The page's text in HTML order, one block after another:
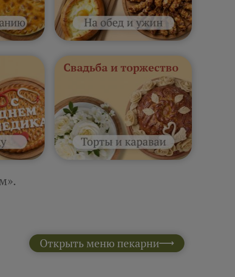
Свадьба и торжество
Открыть меню пекарни